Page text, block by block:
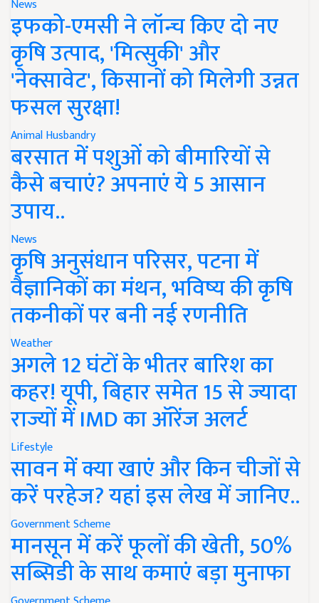
News
इफको-एमसी ने लॉन्च किए दो नए
कृषि उत्पाद, 'मित्सुकी' और
'नेक्सावेट', किसानों को मिलेगी उन्नत
फसल सुरक्षा!
Animal Husbandry
बरसात में पशुओं को बीमारियों से
कैसे बचाएं? अपनाएं ये 5 आसान
उपाय..
News
कृषि अनुसंधान परिसर, पटना में
वैज्ञानिकों का मंथन, भविष्य की कृषि
तकनीकों पर बनी नई रणनीति
Weather
अगले 12 घंटों के भीतर बारिश का
कहर! यूपी, बिहार समेत 15 से ज्यादा
राज्यों में IMD का ऑरेंज अलर्ट
Lifestyle
सावन में क्या खाएं और किन चीजों से
करें परहेज? यहां इस लेख में जानिए..
Government Scheme
मानसून में करें फूलों की खेती, 50%
सब्सिडी के साथ कमाएं बड़ा मुनाफा